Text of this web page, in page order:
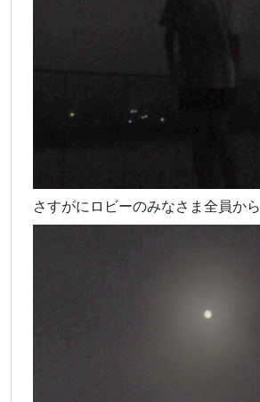
さすがにロビーのみなさま全員から